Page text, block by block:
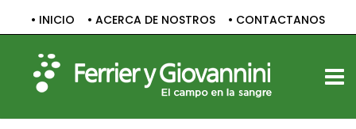
• INICIO • ACERCA DE NOSTROS • CONTACTANOS